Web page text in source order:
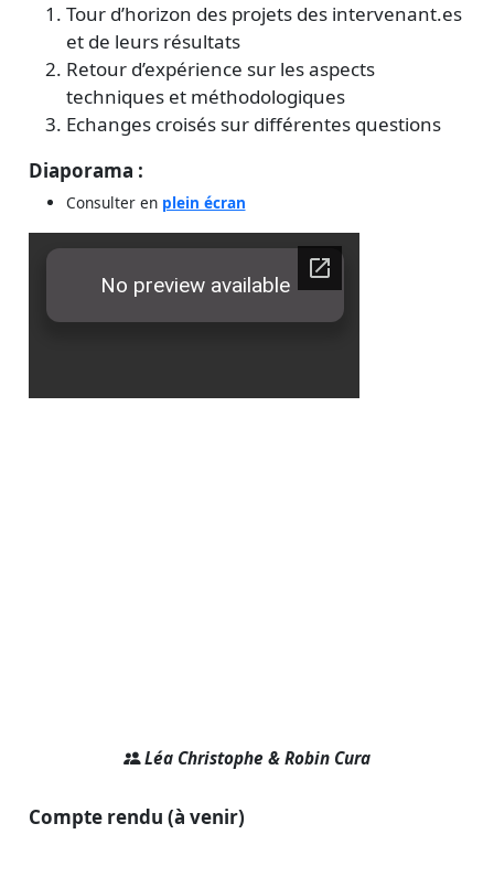
Tour d’horizon des projets des intervenant.es
et de leurs résultats
Retour d’expérience sur les aspects
techniques et méthodologiques
Echanges croisés sur différentes questions
Diaporama :
Consulter en plein écran
Léa Christophe & Robin Cura
Compte rendu (à venir)